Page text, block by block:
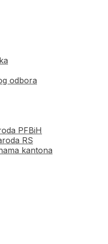
odbora
PFBiH
RS
kantona